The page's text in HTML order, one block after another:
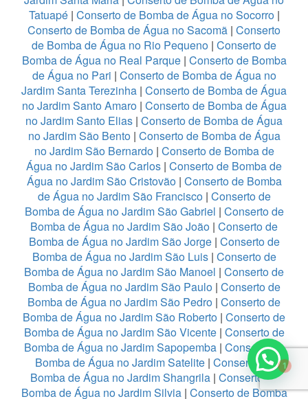
Tatuapé| Conserto de Bomba de Água no Socorro|
Conserto de Bomba de Água no Sacomã | Conserto
de Bomba de Água no Rio Pequeno | Conserto de
Bomba de Água no Real Parque| Conserto de Bomba
de Água no Pari | Conserto de Bomba de Água no
Jardim Santa Terezinha | Conserto de Bomba de Água
no Jardim Santo Amaro| Conserto de Bomba de Água
no Jardim Santo Elias | Conserto de Bomba de Água
no Jardim São Bento| Conserto de Bomba de Água
no Jardim São Bernardo| Conserto de Bomba de
Água no Jardim São Carlos | Conserto de Bomba de
Água no Jardim São Cristovão| Conserto de Bomba
de Água no Jardim São Francisco| Conserto de
Bomba de Água no Jardim São Gabriel | Conserto de
Bomba de Água no Jardim São João | Conserto de
Bomba de Água no Jardim São Jorge| Conserto de
Bomba de Água no Jardim São Luis| Conserto de
Bomba de Água no Jardim São Manoel | Conserto de
Bomba de Água no Jardim São Paulo| Conserto de
Bomba de Água no Jardim São Pedro | Conserto de
Bomba de Água no Jardim São Roberto | Conserto de
Bomba de Água no Jardim São Vicente| Conserto de
Bomba de Água no Jardim Sapopemba| Conserto de
Bomba de Água no Jardim Satelite | Conserto de
Bomba de Água no Jardim Shangrila| Conserto de
Bomba de Água no Jardim Silvia| Conserto de Bomba
1